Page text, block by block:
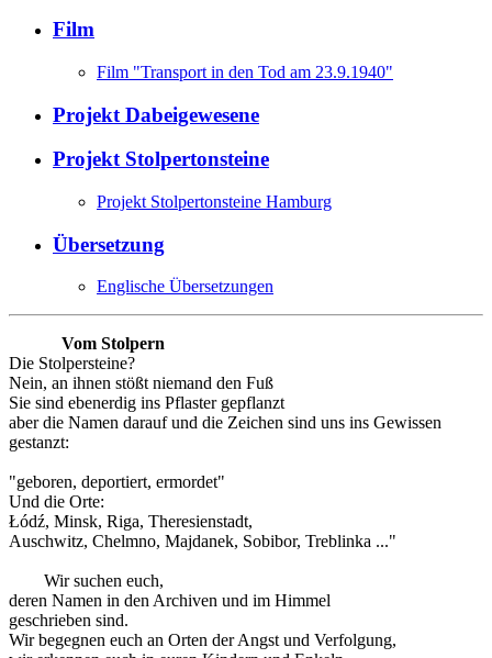
Film
Film "Transport in den Tod am 23.9.1940"
Projekt Dabeigewesene
Projekt Stolpertonsteine
Projekt Stolpertonsteine Hamburg
Übersetzung
Englische Übersetzungen
Vom Stolpern
Die Stolpersteine?
Nein, an ihnen stößt niemand den Fuß
Sie sind ebenerdig ins Pflaster gepflanzt
aber die Namen darauf und die Zeichen sind uns ins Gewissen
gestanzt:
"geboren, deportiert, ermordet"
Und die Orte:
Łódź, Minsk, Riga, Theresienstadt,
Auschwitz, Chelmno, Majdanek, Sobibor, Treblinka ..."
Wir suchen euch,
deren Namen in den Archiven und im Himmel
geschrieben sind.
Wir begegnen euch an Orten der Angst und Verfolgung,